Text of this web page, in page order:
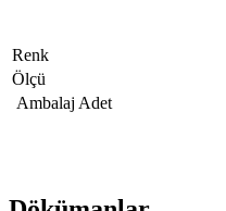
Renk
Ölçü
Ambalaj Adet